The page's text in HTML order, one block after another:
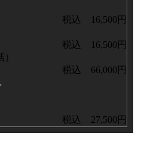
税込 16,500円
税込 16,500円
税込 66,000円
税込 27,500円